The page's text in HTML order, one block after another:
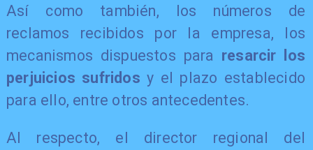
Así como también, los números de
reclamos recibidos por la empresa, los
mecanismos dispuestos para resarcir los
perjuicios sufridosy el plazo establecido
para ello, entre otros antecedentes.
Al respecto, el director regional del